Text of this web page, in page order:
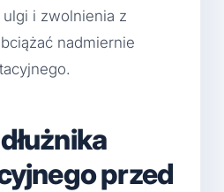
i zwolnienia z
nadmiernie
przed